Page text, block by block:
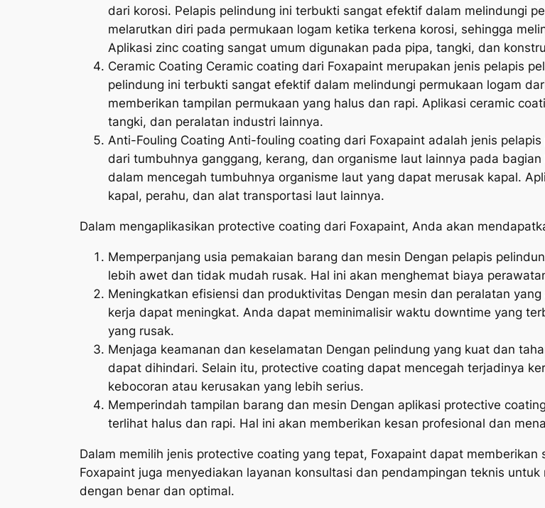
dari korosi. Pelapis pelindung ini terbukti sangat efektif dalam melindungi
melarutkan diri pada permukaan logam ketika terkena korosi, sehingga
Aplikasi zinc coating sangat umum digunakan pada pipa, tangki, dan
Ceramic Coating Ceramic coating dari Foxapaint merupakan jenis pelapis
pelindung ini terbukti sangat efektif dalam melindungi permukaan logam
memberikan tampilan permukaan yang halus dan rapi. Aplikasi ceramic
tangki, dan peralatan industri lainnya.
Anti-Fouling Coating Anti-fouling coating dari Foxapaint adalah jenis
dari tumbuhnya ganggang, kerang, dan organisme laut lainnya pada
dalam mencegah tumbuhnya organisme laut yang dapat merusak kapal.
kapal, perahu, dan alat transportasi laut lainnya.
Dalam mengaplikasikan protective coating dari Foxapaint, Anda akan
Memperpanjang usia pemakaian barang dan mesin Dengan pelapis
lebih awet dan tidak mudah rusak. Hal ini akan menghemat biaya
Meningkatkan efisiensi dan produktivitas Dengan mesin dan peralatan
kerja dapat meningkat. Anda dapat meminimalisir waktu downtime yang
yang rusak.
Menjaga keamanan dan keselamatan Dengan pelindung yang kuat dan
dapat dihindari. Selain itu, protective coating dapat mencegah terjadinya
kebocoran atau kerusakan yang lebih serius.
Memperindah tampilan barang dan mesin Dengan aplikasi protective
terlihat halus dan rapi. Hal ini akan memberikan kesan profesional dan
Dalam memilih jenis protective coating yang tepat, Foxapaint dapat
Foxapaint juga menyediakan layanan konsultasi dan pendampingan teknis
dengan benar dan optimal.